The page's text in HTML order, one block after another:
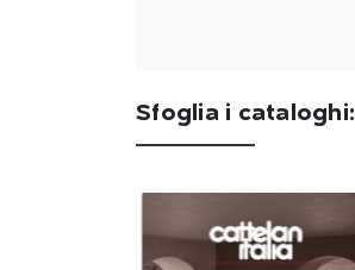
Sfoglia i cataloghi: